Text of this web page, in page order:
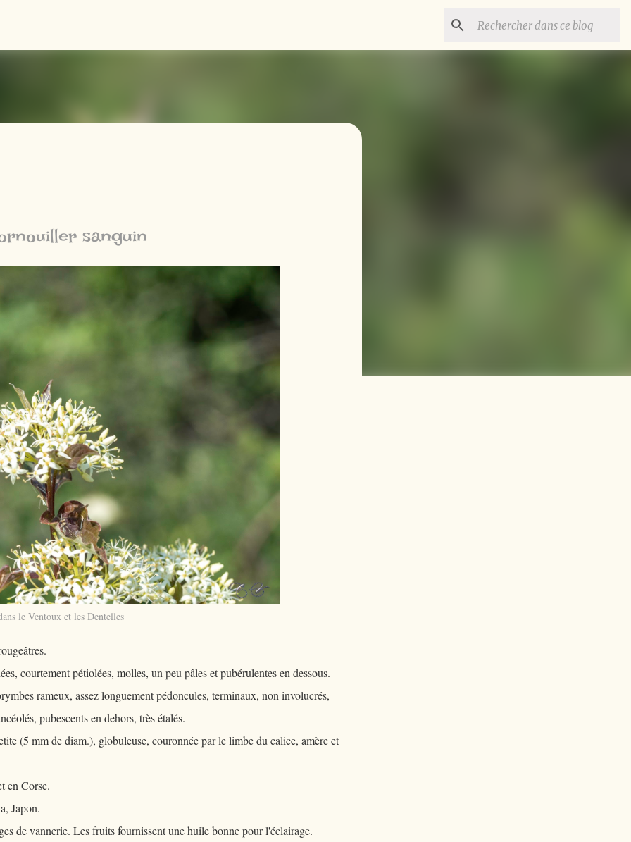
sanguin
le Ventoux et les Dentelles
courtement pétiolées, molles, un peu pâles et pubérulentes en dessous.
rameux, assez longuement pédoncules, terminaux, non involucrés,
pubescents en dehors, très étalés.
(5 mm de diam.), globuleuse, couronnée par le limbe du calice, amère et
en Corse.
Japon.
de vannerie. Les fruits fournissent une huile bonne pour l'éclairage.